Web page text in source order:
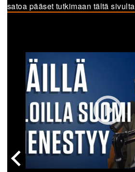
satoa pääset tutkimaan tältä sivulta